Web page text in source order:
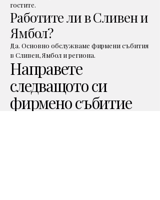
гостите.
Работите ли в Сливен и
Ямбол?
Да. Основно обслужваме фирмени събития
в Сливен, Ямбол и региона.
Направете
следващото си
фирмено събитие